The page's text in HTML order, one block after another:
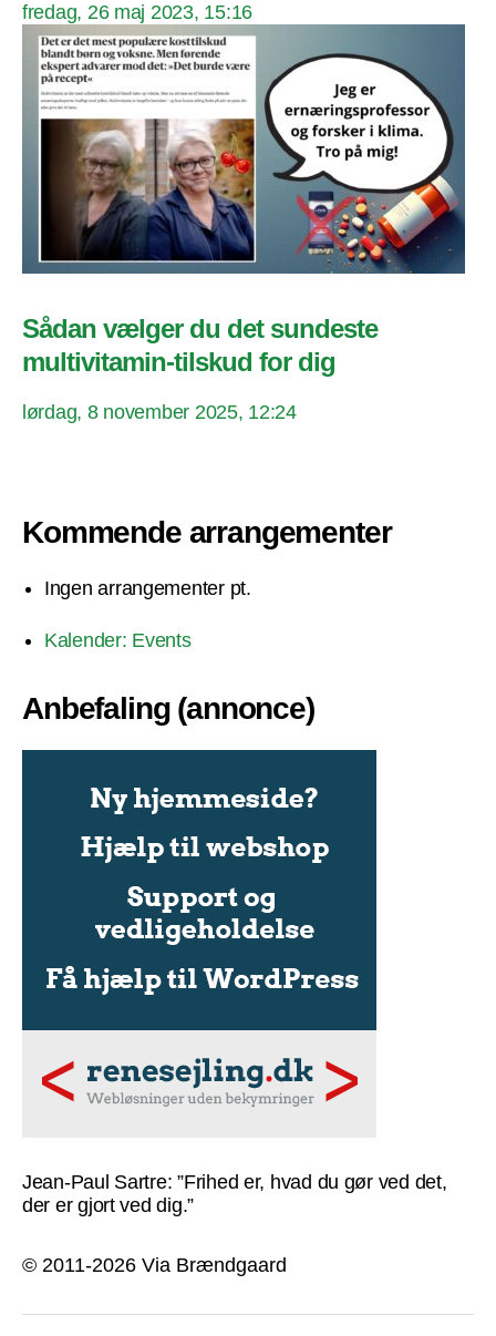
fredag, 26 maj 2023, 15:16
Sådan vælger du det sundeste
multivitamin-tilskud for dig
lørdag, 8 november 2025, 12:24
Kommende arrangementer
Ingen arrangementer pt.
Kalender: Events
Anbefaling (annonce)
Jean-Paul Sartre: ”Frihed er, hvad du gør ved det,
der er gjort ved dig.”
© 2011-2026 Via Brændgaard